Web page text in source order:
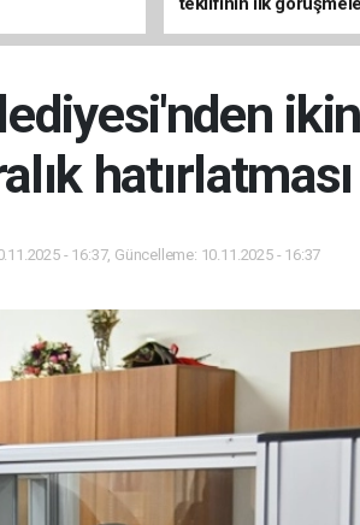
hatırlatması
- 16:37, Güncelleme: 10.11.2025 - 16:37